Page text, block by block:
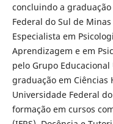
concluindo a
Federal do Sul de Minas
Especialista em
Aprendizagem e em
pelo Grupo
graduação em Ciências
Universidade Federal
formação em cursos